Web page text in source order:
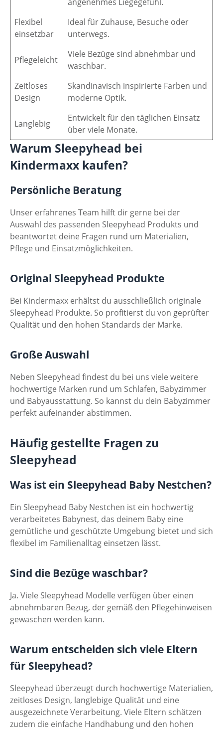
Flexibel
einsetzbar
Ideal für Zuhause, Besuche oder
unterwegs.
Pflegeleicht
Viele Bezüge sind abnehmbar und
waschbar.
Zeitloses
Design
Skandinavisch inspirierte Farben und
moderne Optik.
Langlebig
Entwickelt für den täglichen Einsatz
über viele Monate.
Warum Sleepyhead bei
Kindermaxx kaufen?
Persönliche Beratung
Unser erfahrenes Team hilft dir gerne bei der
Auswahl des passenden Sleepyhead Produkts und
beantwortet deine Fragen rund um Materialien,
Pflege und Einsatzmöglichkeiten.
Original Sleepyhead Produkte
Bei Kindermaxx erhältst du ausschließlich originale
Sleepyhead Produkte. So profitierst du von geprüfter
Qualität und den hohen Standards der Marke.
Große Auswahl
Neben Sleepyhead findest du bei uns viele weitere
hochwertige Marken rund um Schlafen, Babyzimmer
und Babyausstattung. So kannst du dein Babyzimmer
perfekt aufeinander abstimmen.
Häufig gestellte Fragen zu
Sleepyhead
Was ist ein Sleepyhead Baby Nestchen?
Ein Sleepyhead Baby Nestchen ist ein hochwertig
verarbeitetes Babynest, das deinem Baby eine
gemütliche und geschützte Umgebung bietet und sich
flexibel im Familienalltag einsetzen lässt.
Sind die Bezüge waschbar?
Ja. Viele Sleepyhead Modelle verfügen über einen
abnehmbaren Bezug, der gemäß den Pflegehinweisen
gewaschen werden kann.
Warum entscheiden sich viele Eltern
für Sleepyhead?
Sleepyhead überzeugt durch hochwertige Materialien,
zeitloses Design, langlebige Qualität und eine
ausgezeichnete Verarbeitung. Viele Eltern schätzen
zudem die einfache Handhabung und den hohen